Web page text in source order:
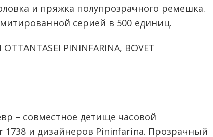
и пряжка полупрозрачного ремешка.
серией в 500 единиц.
PININFARINA, BOVET
– совместное детище часовой
1738 и дизайнеров Pininfarina. Прозрачный